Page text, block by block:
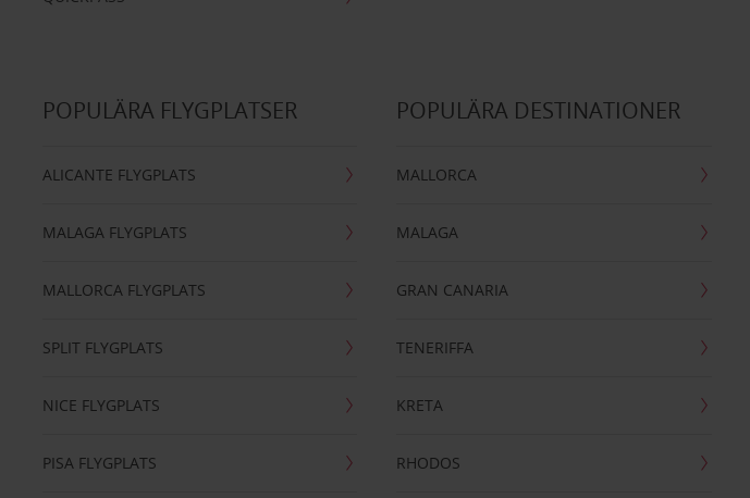
POPULÄRA FLYGPLATSER
ALICANTE FLYGPLATS
MALAGA FLYGPLATS
MALLORCA FLYGPLATS
SPLIT FLYGPLATS
NICE FLYGPLATS
PISA FLYGPLATS
POPULÄRA DESTINATIONER
MALLORCA
MALAGA
GRAN CANARIA
TENERIFFA
KRETA
RHODOS